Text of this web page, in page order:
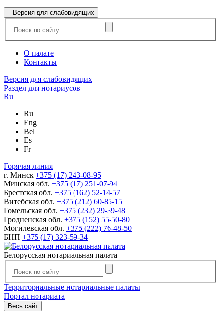
Версия для слабовидящих
О палате
Контакты
Версия для слабовидящих
Раздел для нотариусов
Ru
Ru
Eng
Bel
Es
Fr
Горячая линия
г. Минск +375 (17) 243-08-95
Минская обл. +375 (17) 251-07-94
Брестская обл. +375 (162) 52-14-57
Витебская обл. +375 (212) 60-85-15
Гомельская обл. +375 (232) 29-39-48
Гродненская обл. +375 (152) 55-50-80
Могилевская обл. +375 (222) 76-48-50
БНП +375 (17) 323-59-34
Белорусская нотариальная палата
Территориальные нотариальные палаты
Портал нотариата
Весь сайт